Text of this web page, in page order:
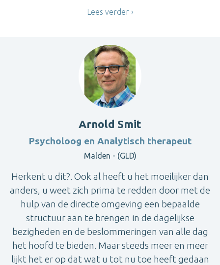
Lees verder
Arnold Smit
Psycholoog en Analytisch therapeut
Malden - (GLD)
Herkent u dit?. Ook al heeft u het moeilijker dan
anders, u weet zich prima te redden door met de
hulp van de directe omgeving een bepaalde
structuur aan te brengen in de dagelijkse
bezigheden en de beslommeringen van alle dag
het hoofd te bieden. Maar steeds meer en meer
lijkt het er op dat wat u tot nu toe heeft gedaan